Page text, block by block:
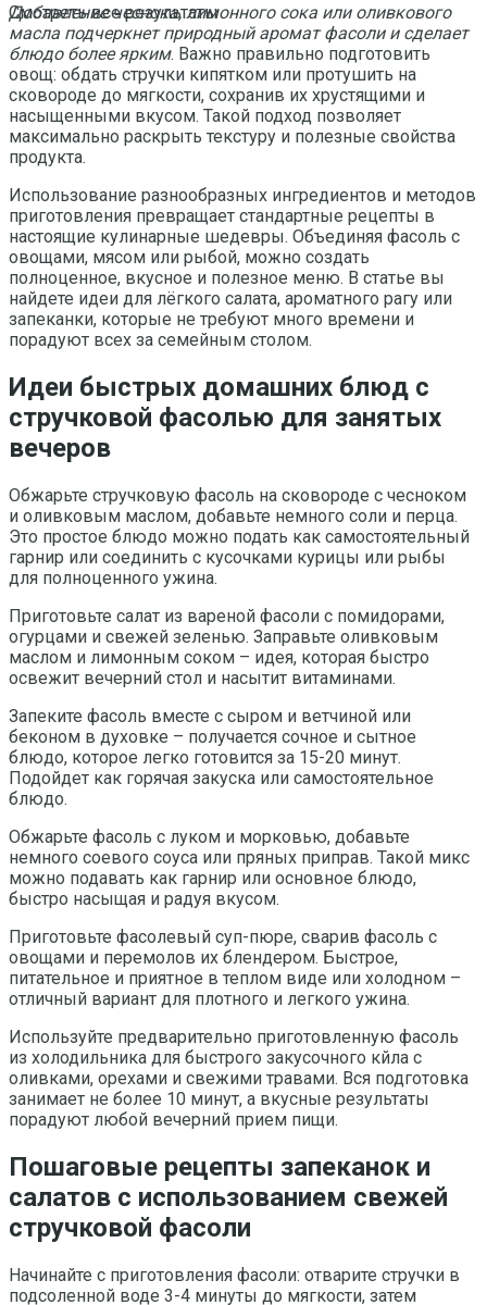
Смотреть все результаты
Добавление чеснока, лимонного сока или оливкового
масла подчеркнет природный аромат фасоли и сделает
блюдо более ярким. Важно правильно подготовить
овощ: обдать стручки кипятком или протушить на
сковороде до мягкости, сохранив их хрустящими и
насыщенными вкусом. Такой подход позволяет
максимально раскрыть текстуру и полезные свойства
продукта.
Использование разнообразных ингредиентов и методов
приготовления превращает стандартные рецепты в
настоящие кулинарные шедевры. Объединяя фасоль с
овощами, мясом или рыбой, можно создать
полноценное, вкусное и полезное меню. В статье вы
найдете идеи для лёгкого салата, ароматного рагу или
запеканки, которые не требуют много времени и
порадуют всех за семейным столом.
Идеи быстрых домашних блюд с
стручковой фасолью для занятых
вечеров
Обжарьте стручковую фасоль на сковороде с чесноком
и оливковым маслом, добавьте немного соли и перца.
Это простое блюдо можно подать как самостоятельный
гарнир или соединить с кусочками курицы или рыбы
для полноценного ужина.
Приготовьте салат из вареной фасоли с помидорами,
огурцами и свежей зеленью. Заправьте оливковым
маслом и лимонным соком – идея, которая быстро
освежит вечерний стол и насытит витаминами.
Запеките фасоль вместе с сыром и ветчиной или
беконом в духовке – получается сочное и сытное
блюдо, которое легко готовится за 15-20 минут.
Подойдет как горячая закуска или самостоятельное
блюдо.
Обжарьте фасоль с луком и морковью, добавьте
немного соевого соуса или пряных приправ. Такой микс
можно подавать как гарнир или основное блюдо,
быстро насыщая и радуя вкусом.
Приготовьте фасолевый суп-пюре, сварив фасоль с
овощами и перемолов их блендером. Быстрое,
питательное и приятное в теплом виде или холодном –
отличный вариант для плотного и легкого ужина.
Используйте предварительно приготовленную фасоль
из холодильника для быстрого закусочного кйла с
оливками, орехами и свежими травами. Вся подготовка
занимает не более 10 минут, а вкусные результаты
порадуют любой вечерний прием пищи.
Пошаговые рецепты запеканок и
салатов с использованием свежей
стручковой фасоли
Начинайте с приготовления фасоли: отварите стручки в
подсоленной воде 3-4 минуты до мягкости, затем